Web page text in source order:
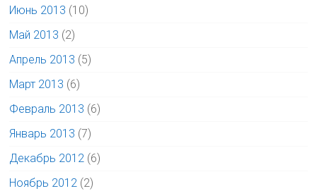
Июнь 2013 (10)
Май 2013 (2)
Апрель 2013 (5)
Март 2013 (6)
Февраль 2013 (6)
Январь 2013 (7)
Декабрь 2012 (6)
Ноябрь 2012 (2)